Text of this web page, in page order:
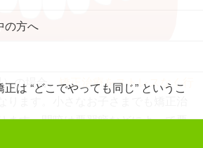
）の場合、矯正治療をストレスなく行
ます。開咬は悪習癖などによって悪
みられる場合には特に早めに受診す
の方へ
は “どこでやっても同じ” というこ